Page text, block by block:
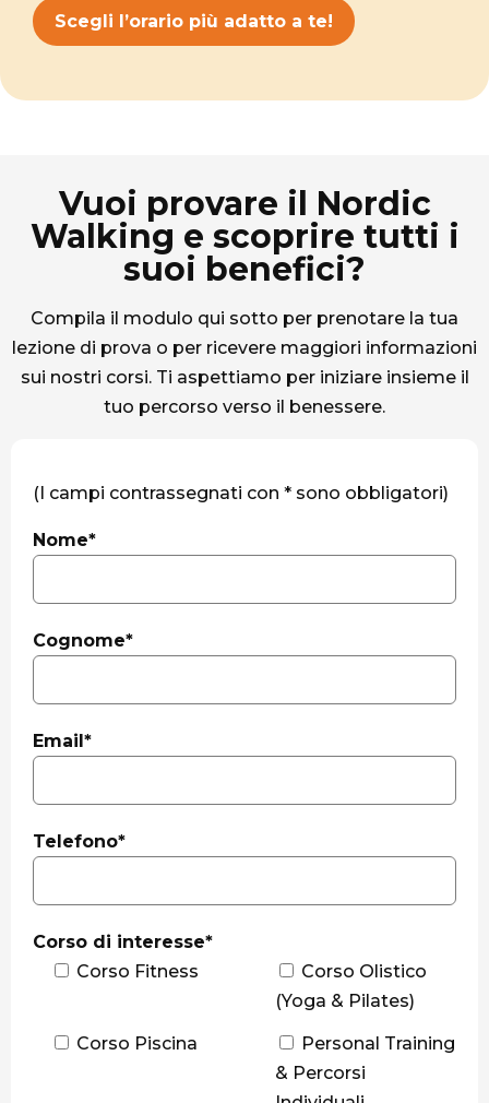
Scegli l’orario più adatto a te!
Vuoi provare il Nordic
Walking e scoprire tutti i
suoi benefici?
Compila il modulo qui sotto per prenotare la tua
lezione di prova o per ricevere maggiori informazioni
sui nostri corsi. Ti aspettiamo per iniziare insieme il
tuo percorso verso il benessere.
(I campi contrassegnati con * sono obbligatori)
Nome*
Cognome*
Email*
Telefono*
Corso di interesse*
Corso Fitness
Corso Olistico
(Yoga & Pilates)
Corso Piscina
Personal Training
& Percorsi